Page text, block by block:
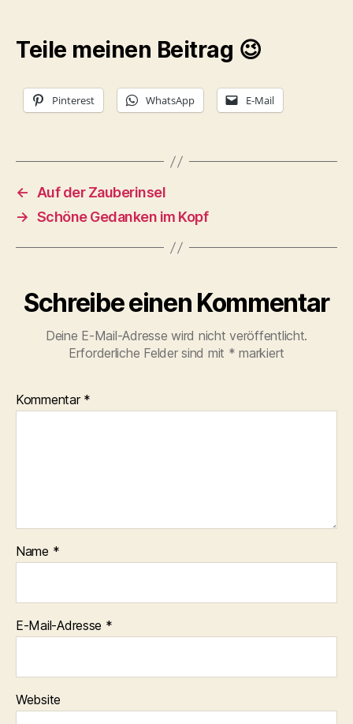
Teile meinen Beitrag 😉
Pinterest WhatsApp E-Mail
←
Auf der Zauberinsel
→ Schöne Gedanken im Kopf
Schreibe einen Kommentar
Deine E-Mail-Adresse wird nicht veröffentlicht.
Erforderliche Felder sind mit * markiert
Kommentar *
Name *
E-Mail-Adresse *
Website